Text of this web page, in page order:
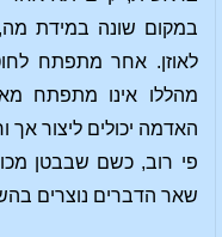
במקום שונה במידת
לאוזן. אחר מתפתח
מהללו אינו מתפתח
האדמה יכולים ליצור
פי רוב, כשם שבבטן
שאר הדברים נוצרים